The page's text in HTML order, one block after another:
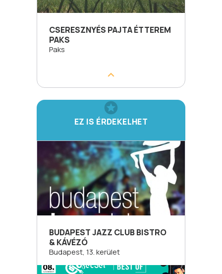
CSERESZNYÉS PAJTA ÉTTEREM
PAKS
Paks
EZ IS ÉRDEKELHET
BUDAPEST JAZZ CLUB BISTRO
& KÁVÉZÓ
Budapest, 13. kerület